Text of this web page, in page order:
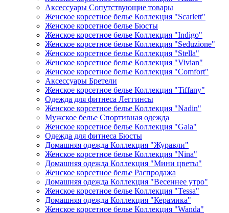
Аксессуары Сопутствующие товары
Женское корсетное белье Коллекция "Scarlett"
Женское корсетное белье Бюсты
Женское корсетное белье Коллекция "Indigo"
Женское корсетное белье Коллекция "Seduzione"
Женское корсетное белье Коллекция "Stella"
Женское корсетное белье Коллекция "Vivian"
Женское корсетное белье Коллекция "Comfort"
Аксессуары Бретели
Женское корсетное белье Коллекция "Tiffany"
Одежда для фитнеса Леггинсы
Женское корсетное белье Коллекция "Nadin"
Мужское белье Спортивная одежда
Женское корсетное белье Коллекция "Gala"
Одежда для фитнеса Бюсты
Домашняя одежда Коллекция "Журавли"
Женское корсетное белье Коллекция "Nina"
Домашняя одежда Коллекция "Мини цветы"
Женское корсетное белье Распродажа
Домашняя одежда Коллекция "Весеннее утро"
Женское корсетное белье Коллекция "Tessa"
Домашняя одежда Коллекция "Керамика"
Женское корсетное белье Коллекция "Wanda"